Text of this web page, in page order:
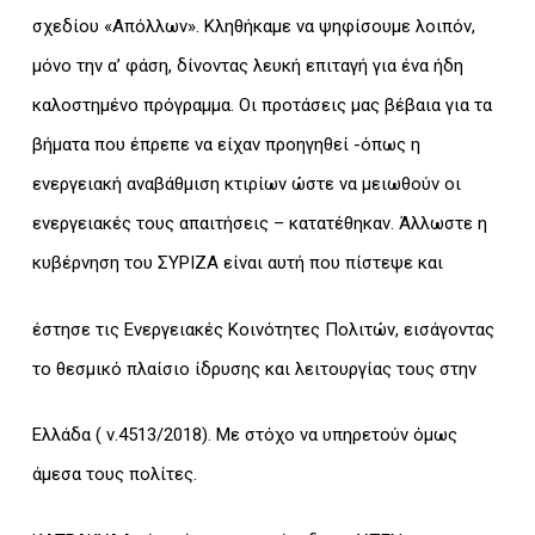
σχεδίου «Απόλλων». Κληθήκαμε να ψηφίσουμε λοιπόν,
μόνο την α’ φάση, δίνοντας λευκή επιταγή για ένα ήδη
καλοστημένο πρόγραμμα. Οι προτάσεις μας βέβαια για τα
βήματα που έπρεπε να είχαν προηγηθεί -όπως η
ενεργειακή αναβάθμιση κτιρίων ώστε να μειωθούν οι
ενεργειακές τους απαιτήσεις – κατατέθηκαν. Άλλωστε η
κυβέρνηση του ΣΥΡΙΖΑ είναι αυτή που πίστεψε και
έστησε τις Ενεργειακές Κοινότητες Πολιτών, εισάγοντας
το θεσμικό πλαίσιο ίδρυσης και λειτουργίας τους στην
Ελλάδα ( ν.4513/2018). Με στόχο να υπηρετούν όμως
άμεσα τους πολίτες.